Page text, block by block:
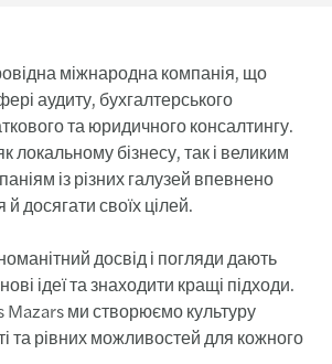
міжнародна компанія, що
аудиту, бухгалтерського
та юридичного консалтингу.
локальному бізнесу, так і великим
із різних галузей впевнено
досягати своїх цілей.
досвід і погляди дають
ідеї та знаходити кращі підходи.
ми створюємо культуру
та рівних можливостей для кожного